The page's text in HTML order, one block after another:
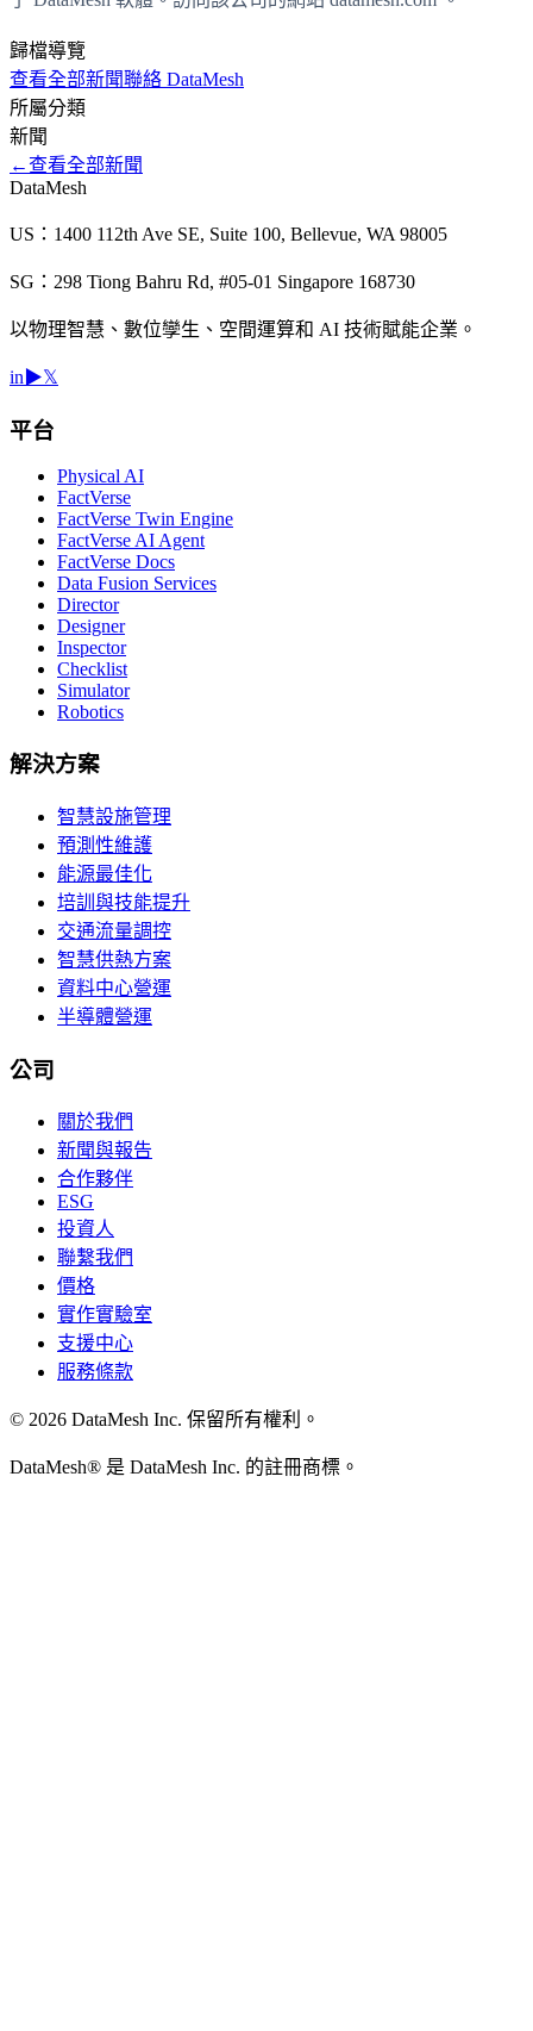
歸檔導覽
查看全部新聞聯絡 DataMesh
所屬分類
新聞
← 查看全部新聞
DataMesh
US：1400 112th Ave SE, Suite 100, Bellevue, WA 98005
SG：298 Tiong Bahru Rd, #05-01 Singapore 168730
以物理智慧、數位孿生、空間運算和 AI 技術賦能企業。
in ▶𝕏
平台
Physical AI
FactVerse
FactVerse Twin Engine
FactVerse AI Agent
FactVerse Docs
Data Fusion Services
Director
Designer
Inspector
Checklist
Simulator
Robotics
解決方案
智慧設施管理
預測性維護
能源最佳化
培訓與技能提升
交通流量調控
智慧供熱方案
資料中心營運
半導體營運
公司
關於我們
新聞與報告
合作夥伴
ESG
投資人
聯繫我們
價格
實作實驗室
支援中心
服務條款
© 2026 DataMesh Inc. 保留所有權利。
DataMesh® 是 DataMesh Inc. 的註冊商標。